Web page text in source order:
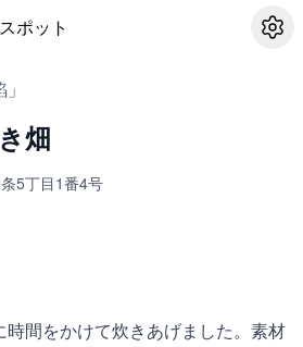
スポット 設定
畑
5丁目1番4号
時間をかけて炊きあげました。素材